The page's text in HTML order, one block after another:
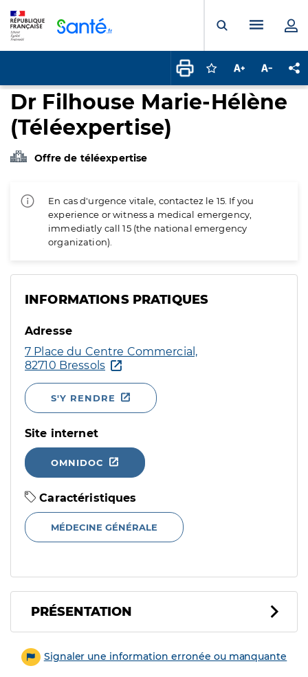
Ouvrir laMenu
Connectez-vous
Augmenter la
Dr Filhouse Marie-Hélène
(Téléexpertise)
Offre de téléexpertise
En cas d'urgence vitale, contactez le 15. If you
experience or witness a medical emergency,
immediatly call 15 (the national emergency
organization).
INFORMATIONS PRATIQUES
Adresse
7 Place du Centre Commercial,
82710 Bressols
S'Y RENDRE
Site internet
OMNIDOC
Caractéristiques
MÉDECINE GÉNÉRALE
PRÉSENTATION
Signaler une information erronée ou manquante